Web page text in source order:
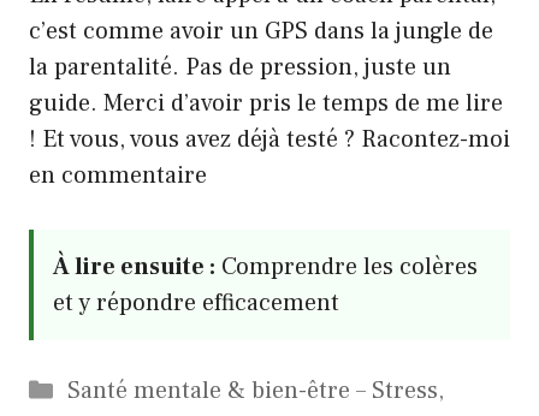
c’est comme avoir un GPS dans la jungle de
la parentalité. Pas de pression, juste un
guide. Merci d’avoir pris le temps de me lire
! Et vous, vous avez déjà testé ? Racontez-moi
en commentaire
À lire ensuite : Comprendre les colères
et y répondre efficacement
Catégories
Santé mentale & bien-être – Stress,